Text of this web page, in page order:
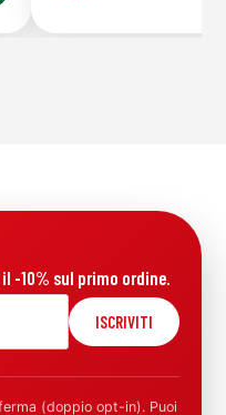
-10% sul primo ordine.
ISCRIVITI
(doppio opt-in). Puoi